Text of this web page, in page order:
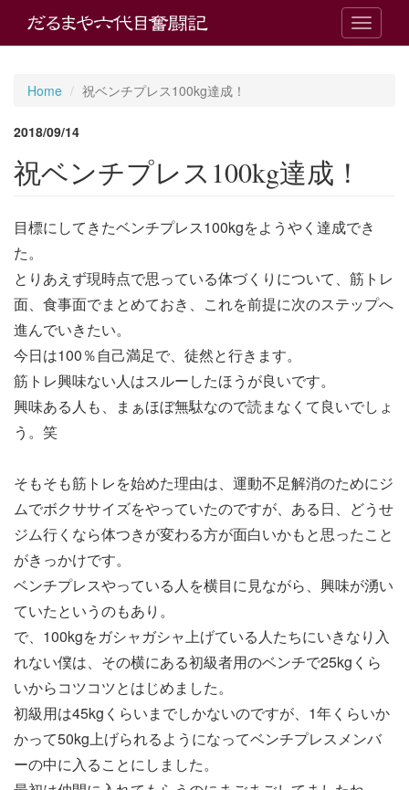
T
o
a
o
n
Home 祝ベンチプレス100kg達成！
2018/09/14
祝ベンチプレス100kg達成！
目標にしてきたベンチプレス100kgをようやく達成でき
た。
とりあえず現時点で思っている体づくりについて、筋トレ
面、食事面でまとめておき、これを前提に次のステップへ
進んでいきたい。
今日は100％自己満足で、徒然と行きます。
筋トレ興味ない人はスルーしたほうが良いです。
興味ある人も、まぁほぼ無駄なので読まなくて良いでしょ
う。笑
そもそも筋トレを始めた理由は、運動不足解消のためにジ
ムでボクササイズをやっていたのですが、ある日、どうせ
ジム行くなら体つきが変わる方が面白いかもと思ったこと
がきっかけです。
ベンチプレスやっている人を横目に見ながら、興味が湧い
ていたというのもあり。
で、100kgをガシャガシャ上げている人たちにいきなり入
れない僕は、その横にある初級者用のベンチで25kgくら
いからコツコツとはじめました。
初級用は45kgくらいまでしかないのですが、1年くらいか
かって50kg上げられるようになってベンチプレスメンバ
ーの中に入ることにしました。